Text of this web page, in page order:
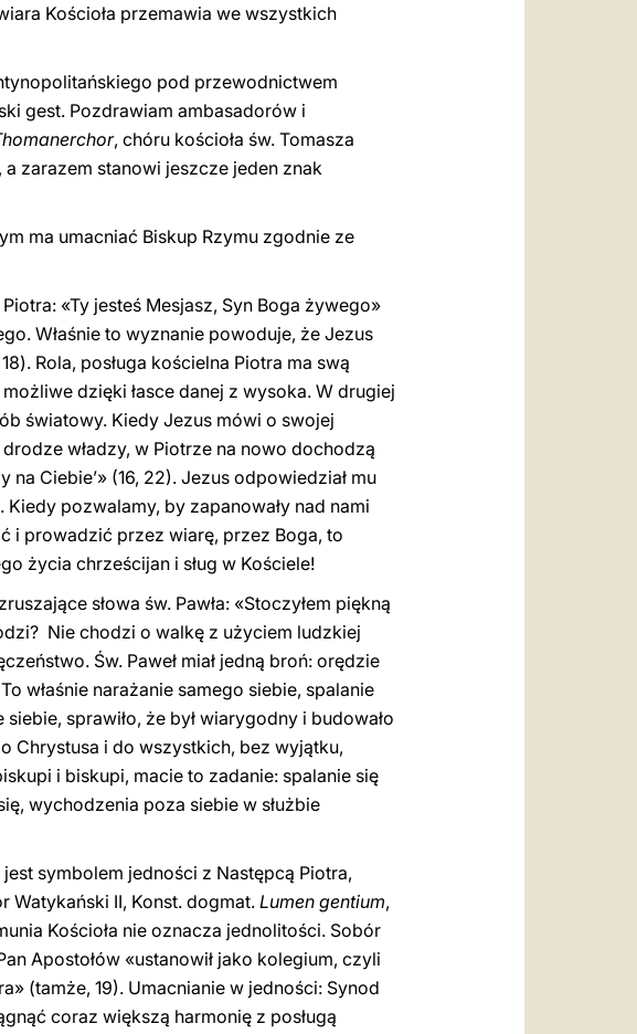
Kościoła przemawia we wszystkich
pod przewodnictwem
gest. Pozdrawiam ambasadorów i
, chóru kościoła św. Tomasza
zarazem stanowi jeszcze jeden znak
ma umacniać Biskup Rzymu zgodnie ze
«Ty jesteś Mesjasz, Syn Boga żywego»
Właśnie to wyznanie powoduje, że Jezus
Rola, posługa kościelna Piotra ma swą
dzięki łasce danej z wysoka. W drugiej
światowy. Kiedy Jezus mówi o swojej
władzy, w Piotrze na nowo dochodzą
Ciebie’» (16, 22). Jezus odpowiedział mu
pozwalamy, by zapanowały nad nami
i prowadzić przez wiarę, przez Boga, to
życia chrześcijan i sług w Kościele!
słowa św. Pawła: «Stoczyłem piękną
Nie chodzi o walkę z użyciem ludzkiej
Św. Paweł miał jedną broń: orędzie
właśnie narażanie samego siebie, spalanie
sprawiło, że był wiarygodny i budowało
Chrystusa i do wszystkich, bez wyjątku,
i biskupi, macie to zadanie: spalanie się
wychodzenia poza siebie w służbie
symbolem jedności z Następcą Piotra,
Watykański II, Konst. dogmat. Lumen gentium,
Kościoła nie oznacza jednolitości. Sobór
Apostołów «ustanowił jako kolegium, czyli
(tamże, 19). Umacnianie w jedności: Synod
coraz większą harmonię z posługą